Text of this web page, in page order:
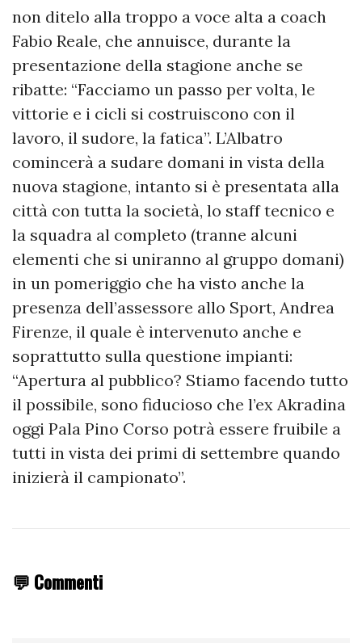
non ditelo alla troppo a voce alta a coach
Fabio Reale, che annuisce, durante la
presentazione della stagione anche se
ribatte: “Facciamo un passo per volta, le
vittorie e i cicli si costruiscono con il
lavoro, il sudore, la fatica”. L’Albatro
comincerà a sudare domani in vista della
nuova stagione, intanto si è presentata alla
città con tutta la società, lo staff tecnico e
la squadra al completo (tranne alcuni
elementi che si uniranno al gruppo domani)
in un pomeriggio che ha visto anche la
presenza dell’assessore allo Sport, Andrea
Firenze, il quale è intervenuto anche e
soprattutto sulla questione impianti:
“Apertura al pubblico? Stiamo facendo tutto
il possibile, sono fiducioso che l’ex Akradina
oggi Pala Pino Corso potrà essere fruibile a
tutti in vista dei primi di settembre quando
inizierà il campionato”.
💬 Commenti